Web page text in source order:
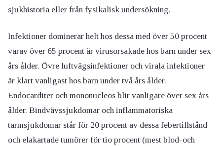
sjukhistoria eller från fysikalisk undersökning.
Infektioner dominerar helt hos dessa med över 50 procent
varav över 65 procent är virusorsakade hos barn under sex
års ålder. Övre luftvägsinfektioner och virala infektioner
är klart vanligast hos barn under två års ålder.
Endocarditer och mononucleos blir vanligare över sex års
ålder. Bindvävssjukdomar och inflammatoriska
tarmsjukdomar står för 20 procent av dessa febertillstånd
och elakartade tumörer för tio procent (mest blod-och